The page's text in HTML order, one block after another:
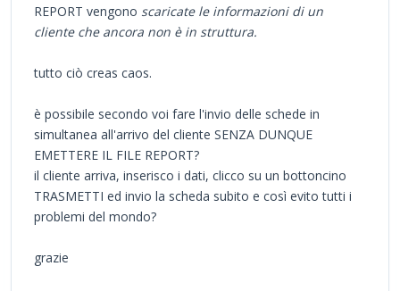
REPORT vengono scaricate le informazioni di un
cliente che ancora non è in struttura.
tutto ciò creas caos.
è possibile secondo voi fare l'invio delle schede in
simultanea all'arrivo del cliente SENZA DUNQUE
EMETTERE IL FILE REPORT?
il cliente arriva, inserisco i dati, clicco su un bottoncino
TRASMETTI ed invio la scheda subito e così evito tutti i
problemi del mondo?
grazie